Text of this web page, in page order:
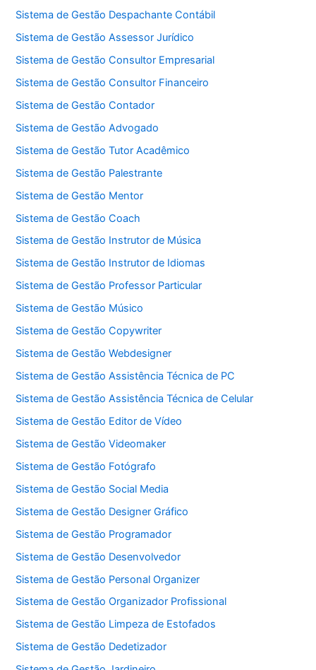
Sistema de Gestão Despachante Contábil
Sistema de Gestão Assessor Jurídico
Sistema de Gestão Consultor Empresarial
Sistema de Gestão Consultor Financeiro
Sistema de Gestão Contador
Sistema de Gestão Advogado
Sistema de Gestão Tutor Acadêmico
Sistema de Gestão Palestrante
Sistema de Gestão Mentor
Sistema de Gestão Coach
Sistema de Gestão Instrutor de Música
Sistema de Gestão Instrutor de Idiomas
Sistema de Gestão Professor Particular
Sistema de Gestão Músico
Sistema de Gestão Copywriter
Sistema de Gestão Webdesigner
Sistema de Gestão Assistência Técnica de PC
Sistema de Gestão Assistência Técnica de Celular
Sistema de Gestão Editor de Vídeo
Sistema de Gestão Videomaker
Sistema de Gestão Fotógrafo
Sistema de Gestão Social Media
Sistema de Gestão Designer Gráfico
Sistema de Gestão Programador
Sistema de Gestão Desenvolvedor
Sistema de Gestão Personal Organizer
Sistema de Gestão Organizador Profissional
Sistema de Gestão Limpeza de Estofados
Sistema de Gestão Dedetizador